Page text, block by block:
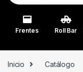
Frentes Roll Bar
Inicio Catálogo